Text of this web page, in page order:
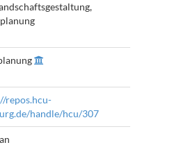
repos.hcu-
handle/hcu/307